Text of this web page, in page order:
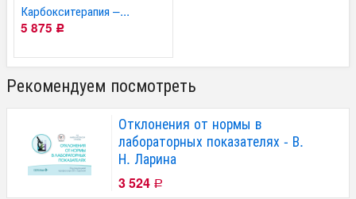
Карбокситерапия –...
5 875 Р
Рекомендуем посмотреть
Отклонения от нормы в
лабораторных показателях - В.
Н. Ларина
3 524 Р